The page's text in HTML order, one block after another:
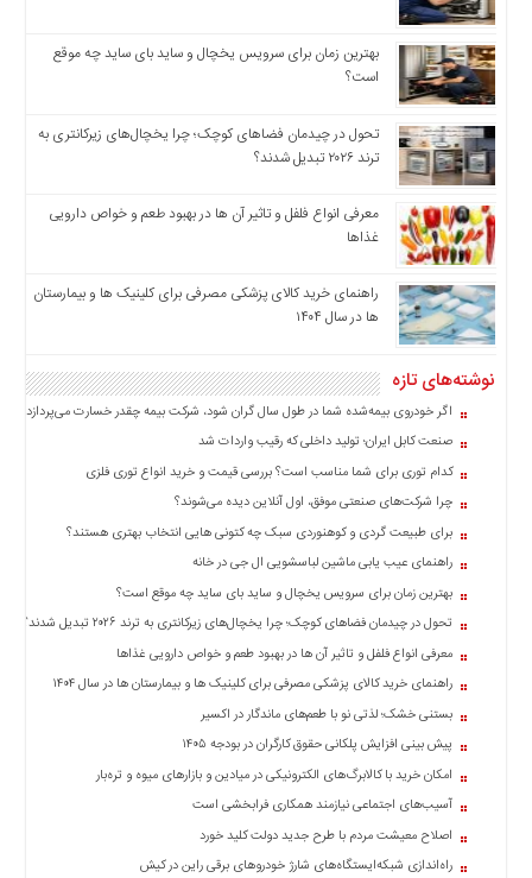
چند
رسانه
برگه
نمونه
بهترین زمان برای سرویس یخچال و ساید بای ساید چه موقع
است؟
تحول در چیدمان فضاهای کوچک؛ چرا یخچال‌های زیرکانتری به
ترند ۲۰۲۶ تبدیل شدند؟
معرفی انواع فلفل و تاثیر آن ‌ها در بهبود طعم و خواص دارویی
غذاها
راهنمای خرید کالای پزشکی مصرفی برای کلینیک ها و بیمارستان
ها در سال ۱۴۰۴
نوشته‌های تازه
اگر خودروی بیمه‌شده شما در طول سال گران شود، شرکت بیمه چقدر خسارت می‌پردازد؟
صنعت کابل ایران؛ تولید داخلی که رقیب واردات شد
کدام توری برای شما مناسب است؟ بررسی قیمت و خرید انواع توری فلزی
چرا شرکت‌های صنعتی موفق، اول آنلاین دیده می‌شوند؟
برای طبیعت گردی و کوهنوردی سبک چه کتونی هایی انتخاب بهتری هستند؟
راهنمای عیب یابی ماشین لباسشویی ال جی در خانه
بهترین زمان برای سرویس یخچال و ساید بای ساید چه موقع است؟
تحول در چیدمان فضاهای کوچک؛ چرا یخچال‌های زیرکانتری به ترند ۲۰۲۶ تبدیل شدند؟
معرفی انواع فلفل و تاثیر آن ‌ها در بهبود طعم و خواص دارویی غذاها
راهنمای خرید کالای پزشکی مصرفی برای کلینیک ها و بیمارستان ها در سال ۱۴۰۴
بستنی خشک؛ لذتی نو با طعم‌های ماندگار در اکسیر
پیش بینی افزایش پلکانی حقوق کارگران در بودجه ۱۴۰۵
امکان خرید با کالابرگ‌های الکترونیکی در میادین و بازارهای میوه و تره‌بار
آسیب‌های اجتماعی نیازمند همکاری فرابخشی است
اصلاح معیشت مردم با طرح جدید دولت کلید خورد
راه‌اندازی شبکه‌ایستگاه‌های شارژ خودروهای برقی راین در کیش